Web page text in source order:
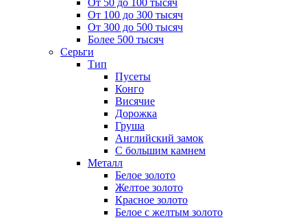
От 50 до 100 тысяч
От 100 до 300 тысяч
От 300 до 500 тысяч
Более 500 тысяч
Серьги
Тип
Пусеты
Конго
Висячие
Дорожка
Груша
Английский замок
С большим камнем
Металл
Белое золото
Желтое золото
Красное золото
Белое с желтым золото